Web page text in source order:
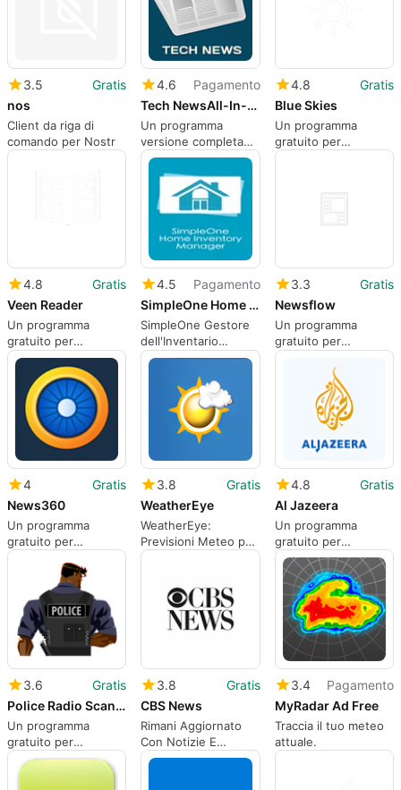
3.5
Gratis
nos
Client da riga di
comando per Nostr
4.6
Pagamento
Tech NewsAll-In-One
Un programma
versione completa
per Windows, di
RuaTek.
4.8
Gratis
Blue Skies
Un programma
gratuito per
Windows
4.8
Gratis
Veen Reader
Un programma
gratuito per
windows
4.5
Pagamento
SimpleOne Home Inventory Manager
SimpleOne Gestore
dell'Inventario
Domestico
3.3
Gratis
Newsflow
Un programma
gratuito per
windows
4
Gratis
News360
Un programma
gratuito per
Windows.
3.8
Gratis
WeatherEye
WeatherEye:
Previsioni Meteo per
Windows
4.8
Gratis
Al Jazeera
Un programma
gratuito per
Windows, creato da
Aljazeera Media
Network.
3.6
Gratis
Police Radio Scanner 5-0
Un programma
gratuito per
Windows, creato da
Police Scanner Radio
3.8
Gratis
CBS News
Rimani Aggiornato
Con Notizie E
Opinioni
3.4
Pagamento
MyRadar Ad Free
Traccia il tuo meteo
attuale.